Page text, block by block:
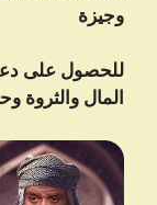
وجيزة
للحصول على
المال